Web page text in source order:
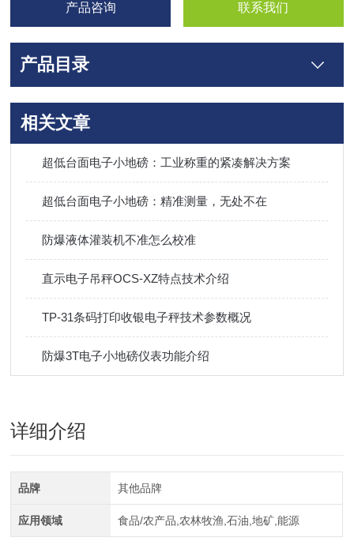
产品咨询 联系我们
产品目录
相关文章
超低台面电子小地磅：工业称重的紧凑解决方案
超低台面电子小地磅：精准测量，无处不在
防爆液体灌装机不准怎么校准
直示电子吊秤OCS-XZ特点技术介绍
TP-31条码打印收银电子秤技术参数概况
防爆3T电子小地磅仪表功能介绍
详细介绍
品牌 其他品牌
应用领域 食品/农产品,农林牧渔,石油,地矿,能源